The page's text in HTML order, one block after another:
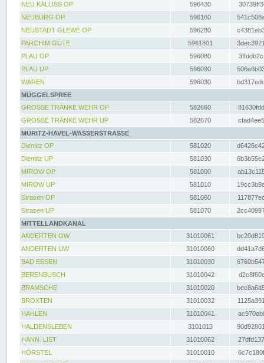
NEU KALLISS OP
596430
NEUBURG OP
596160
NEUSTADT GLEWE OP
596280
PARCHIM GÜTE
5961801
PLAU OP
596080
PLAU UP
596090
WAREN
596030
MÜGGELSPREE
GROSSE TRÄNKE WEHR OP
582660
GROSSE TRÄNKE WEHR UP
582670
MÜRITZ-HAVEL-WASSERSTRASSE
Diemitz OP
581020
Diemitz UP
581030
MIROW OP
581000
MIROW UP
581010
Strasen OP
581060
Strasen UP
581070
MITTELLANDKANAL
ANDERTEN OW
31010061
ANDERTEN UW
31010060
BAD ESSEN
31010030
BERENBUSCH
31010042
BRAMSCHE
31010020
BROXTEN
31010032
HAHLEN
31010041
HALDENSLEBEN
3101013
HANN. LIST
31010062
HÖRSTEL
31010010